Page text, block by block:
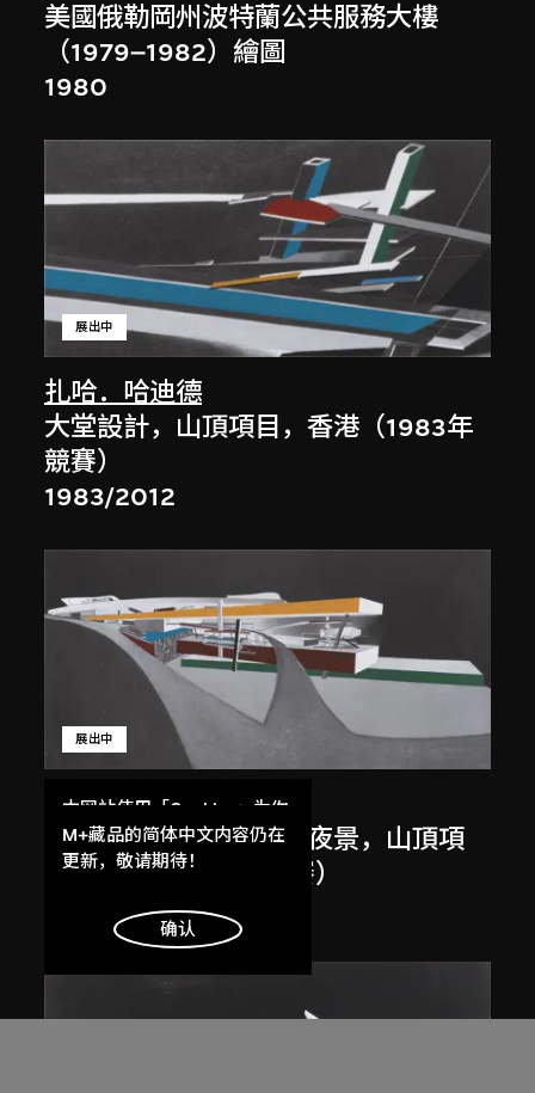
美國俄勒岡州波特蘭公共服務大樓
（1979–1982）繪圖
1980
扎哈．哈迪德
展出中
大堂設計，山頂項目，香港（1983年
競賽）
1983/2012
扎哈．哈迪德
展出中
斜坡入口／坡度入口，夜景，山頂項
目，香港（1983年競賽）
1983/2012
本网站使用「Cookies」为你
提供最好的网站体验。
了解更多
明白
M+藏品的简体中文内容仍在
更新，敬请期待！
确认